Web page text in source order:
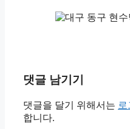
댓글 남기기
댓글을 달기 위해서는
합니다.